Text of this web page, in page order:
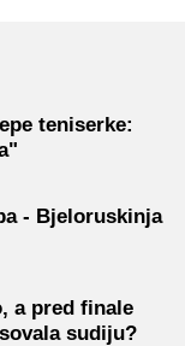
teniserke:
- Bjeloruskinja
a pred finale
sudiju?